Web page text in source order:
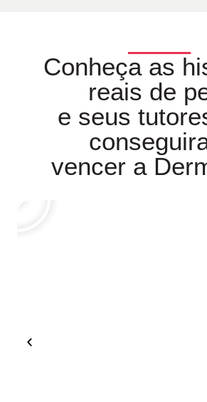
Conheça as
reais de
e seus
vencer a